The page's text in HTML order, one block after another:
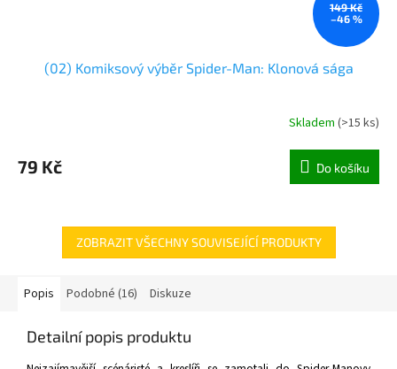
149 Kč
–46 %
(02) Komiksový výběr Spider-Man: Klonová sága
Skladem (>15 ks)
79 Kč Do košíku
ZOBRAZIT VŠECHNY SOUVISEJÍCÍ PRODUKTY
Popis Podobné (16) Diskuze
Detailní popis produktu